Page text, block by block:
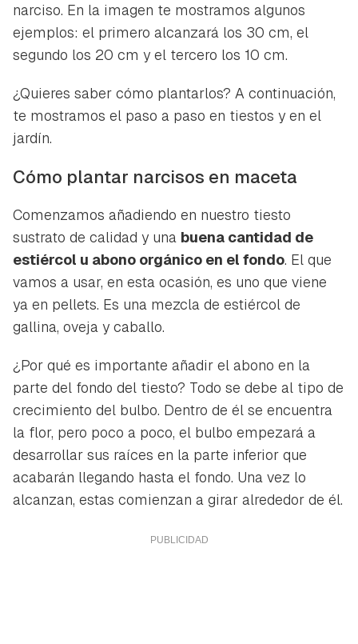
narciso. En la imagen te mostramos algunos
ejemplos: el primero alcanzará los 30 cm, el
segundo los 20 cm y el tercero los 10 cm.
¿Quieres saber cómo plantarlos? A continuación,
te mostramos el paso a paso en tiestos y en el
jardín.
Cómo plantar narcisos en maceta
Comenzamos añadiendo en nuestro tiesto
sustrato de calidad y una buena cantidad de
estiércol u abono orgánico en el fondo. El que
vamos a usar, en esta ocasión, es uno que viene
ya en pellets. Es una mezcla de estiércol de
gallina, oveja y caballo.
¿Por qué es importante añadir el abono en la
parte del fondo del tiesto? Todo se debe al tipo de
crecimiento del bulbo. Dentro de él se encuentra
la flor, pero poco a poco, el bulbo empezará a
desarrollar sus raíces en la parte inferior que
acabarán llegando hasta el fondo. Una vez lo
alcanzan, estas comienzan a girar alrededor de él.